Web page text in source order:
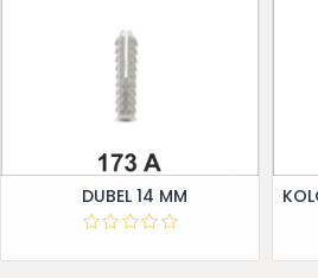
DUBEL 14 MM